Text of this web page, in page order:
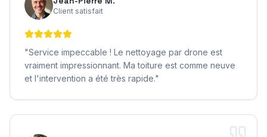
Client satisfait
"Service impeccable ! Le nettoyage par drone est
vraiment impressionnant. Ma toiture est comme neuve
et l'intervention a été très rapide."